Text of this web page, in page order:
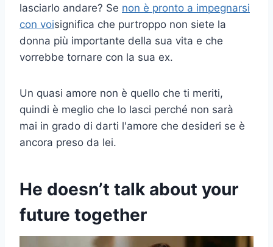
lasciarlo andare? Se non è pronto a impegnarsi
con voisignifica che purtroppo non siete la
donna più importante della sua vita e che
vorrebbe tornare con la sua ex.
Un quasi amore non è quello che ti meriti,
quindi è meglio che lo lasci perché non sarà
mai in grado di darti l'amore che desideri se è
ancora preso da lei.
He doesn’t talk about your
future together